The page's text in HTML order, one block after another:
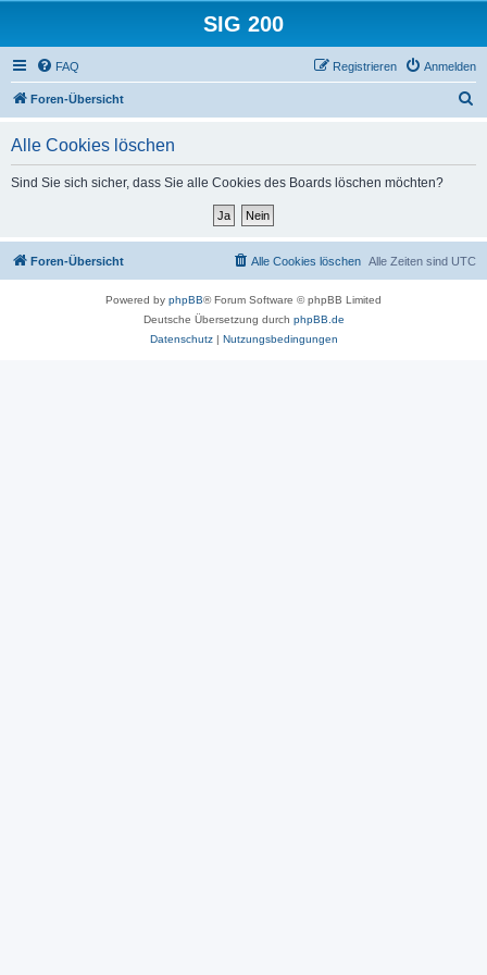
SIG 200
FAQ Anmelden
Registrieren
Foren-Übersicht
Alle Cookies löschen
Sind Sie sich sicher, dass Sie alle Cookies des Boards löschen möchten?
Foren-Übersicht Alle Zeiten sind UTC
Alle Cookies löschen
Powered by phpBB® Forum Software © phpBB Limited
Deutsche Übersetzung durch phpBB.de
Datenschutz| Nutzungsbedingungen